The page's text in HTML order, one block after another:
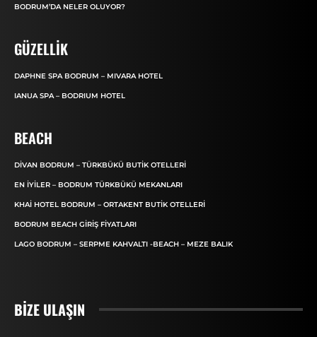
BODRUM’DA NELER OLUYOR?
GÜZELLIK
DAPHNE SPA BODRUM – MIVARA HOTEL
IANUA SPA – BODRIUM HOTEL
BEACH
DIVAN BODRUM – TÜRKBÜKÜ BUTIK OTELLERI
EN İYILER – BODRUM TÜRKBÜKÜ MEKANLARI
KHAI HOTEL BODRUM – ORTAKENT BUTIK OTELLERI
BODRUM BEACH GIRIŞ FIYATLARI
LAGO BODRUM – SERPME KAHVALTI -BEACH – MEZE BALIK
BIZE ULAŞIN